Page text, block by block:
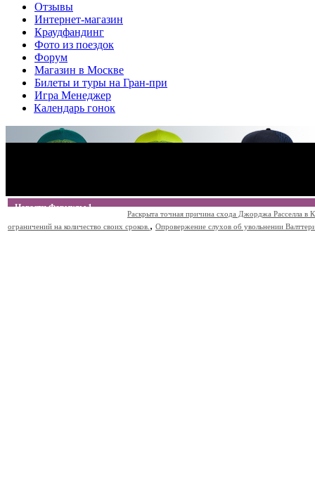
Отзывы
Интернет-магазин
Краудфандинг
Фото из поездок
Форум
Магазин в Москве
Билеты и туры на Гран-при
Игра Менеджер
Календарь гонок
Новости Формулы 1
Раскрыта точная причина схода Джорджа Расселла в
ограничений на количество своих сроков. , Опровержение слухов об увольнении